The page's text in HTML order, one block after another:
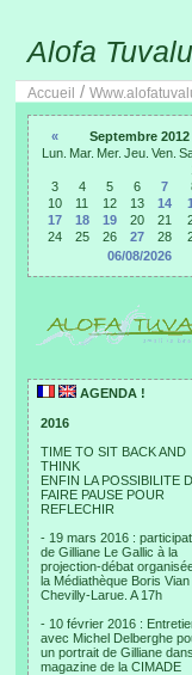
Alofa
Accueil /
« Septembre 2012
Lun. Mar. Mer. Jeu. Ven.
3
4 5 6 7
10
11 12 13 14
17
18 19 20 21
24
25 26 27 28
06/08/2026
AGENDA !
2016
TIME TO SIT BACK AND
THINK
ENFIN LA POSSIBILITE
FAIRE PAUSE POUR
REFLECHIR
- 19 mars 2016 :
de Gilliane Le Gallic à la
projection-débat
la Médiathèque Boris Vian
Chevilly-Larue. A 17h
- 10 février 2016 :
avec Michel Delberghe
un portrait de Gilliane
magazine de la CIMADE